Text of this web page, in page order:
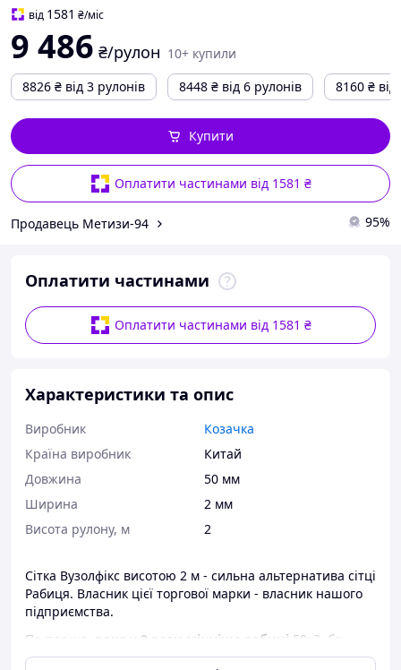
від 1581 ₴/міс
9 486 ₴/рулон 10+ купили
8826 ₴ від 3 рулонів 8448 ₴ від 6 рулонів 8160 ₴
Оплатити частинами від 1581 ₴
Купити
Продавець Метизи-94 95%
Оплатити частинами
Оплатити частинами від 1581 ₴
Характеристики та опис
Виробник
Козачка
Країна виробник
Китай
Довжина
50 мм
Ширина
2 мм
Висота рулону, м
2
Сітка Вузолфікс висотою 2 м - сильна альтернатива сітці
Рабиця. Власник цієї торгової марки - власник нашого
підприємства.
По-перше,
вона у 2 рази міцніше рабиці 50х3, бо
виготовлена з міцного високовуглецевого дроту 2,5 мм.